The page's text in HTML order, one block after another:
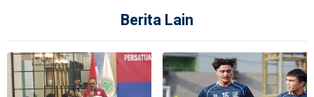
Berita Lain